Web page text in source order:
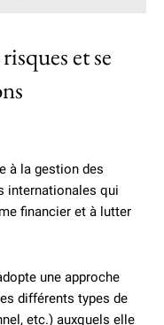
et se
à la gestion des
internationales qui
financier et à lutter
une approche
différents types de
etc.) auxquels elle